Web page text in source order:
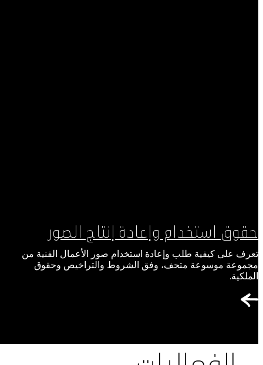
حقوق استخدام وإعادة إنتاج الصور
تعرف على كيفية طلب وإعادة استخدام صور الأعمال الفنية من
مجموعة موسوعة متحف، وفق الشروط والتراخيص وحقوق
الملكية.